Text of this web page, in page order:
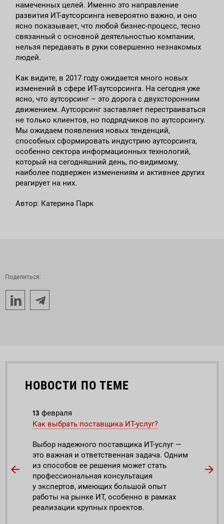
намеченных целей. Именно это направление
развития ИТ-аутсорсинга невероятно важно, и оно
ясно показывает, что любой бизнес-процесс, тесно
связанный с основной деятельностью компании,
нельзя передавать в руки совершенно незнакомых
людей.
Как видите, в 2017 году ожидается много новых
изменений в сфере ИТ-аутсорсинга. На сегодня уже
ясно, что аутсорсинг – это дорога с двухсторонним
движением. Аутсорсинг заставляет перестраиваться
не только клиентов, но подрядчиков по аутсорсингу.
Мы ожидаем появления новых тенденций,
способных сформировать индустрию аутсорсинга,
особенно сектора информационных технологий,
который на сегодняшний день, по-видимому,
наиболее подвержен изменениям и активнее других
реагирует на них.
Автор: Катерина Парк
Поделиться:
НОВОСТИ ПО ТЕМЕ
13 февраля
Как выбрать поставщика ИТ-услуг?
Выбор надежного поставщика ИТ-услуг —
это важная и ответственная задача. Одним
из способов ее решения может стать
профессиональная консультация
у экспертов, имеющих большой опыт
работы на рынке ИТ, особенно в рамках
реализации крупных проектов.
Что
в